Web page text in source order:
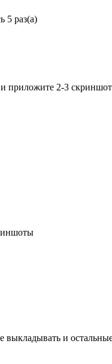
5 раз(а)
приложите 2-3
выкладывать и